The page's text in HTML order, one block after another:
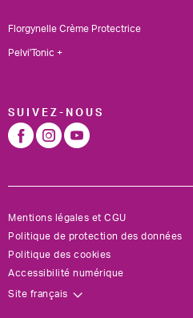
Florgynelle Crème Protectrice
Pelvi'Tonic +
SUIVEZ-NOUS
Mentions légales et CGU
Politique de protection des données
Politique des cookies
Accessibilité numérique
Site français